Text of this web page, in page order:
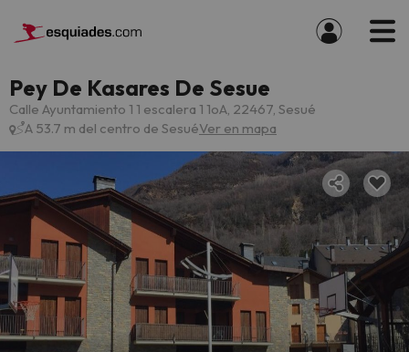
Pey De Kasares De Sesue
Calle Ayuntamiento 1 1 escalera 1 1oA, 22467, Sesué
A 53.7 m del centro de SesuéVer en mapa